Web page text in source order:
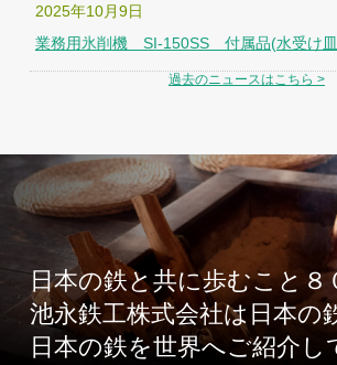
2025年10月9日
業務用氷削機 SI-150SS 付属品(水受け皿
過去のニュースはこちら >
日本の鉄と共に歩むこと８
池永鉄工株式会社は日本の
日本の鉄を世界へご紹介し